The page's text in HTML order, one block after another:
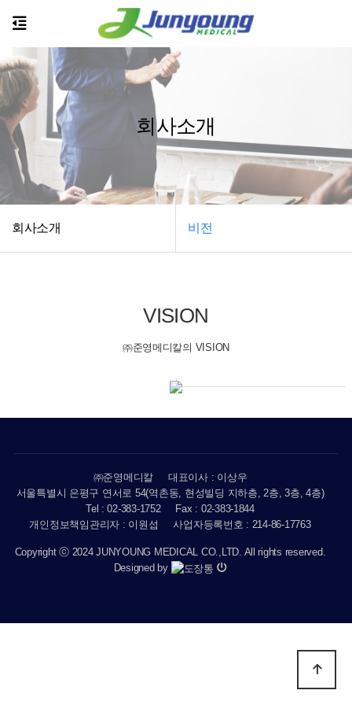
회사소개 비전
회사소개
VISION
㈜준영메디칼의 VISION
㈜준영메디칼
대표이사 : 이상우
서울특별시 은평구 연서로 54(역촌동, 현성빌딩 지하층, 2층, 3층, 4층)
Tel : 02-383-1752
Fax : 02-383-1844
개인정보책임관리자 : 이원섭
사업자등록번호 : 214-86-17763
Copyright ⓒ 2024 JUNYOUNG MEDICAL CO.,LTD. All rights reserved.
Designed by